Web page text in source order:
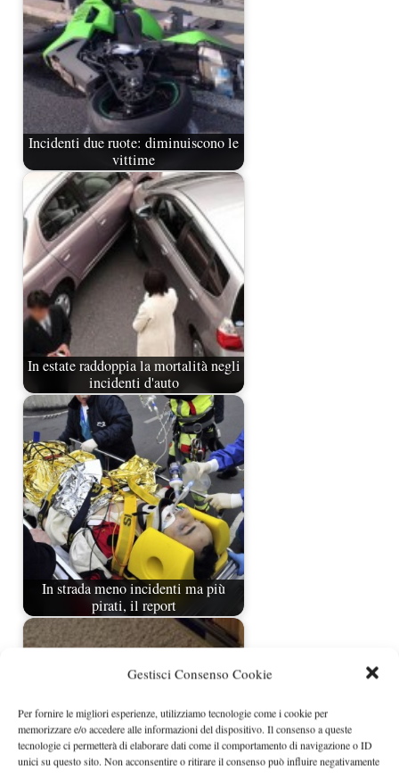
Gestisci Consenso Cookie
Per fornire le migliori esperienze, utilizziamo tecnologie come i cookie per
memorizzare e/o accedere alle informazioni del dispositivo. Il consenso a queste
tecnologie ci permetterà di elaborare dati come il comportamento di navigazione o ID
unici su questo sito. Non acconsentire o ritirare il consenso può influire negativamente
Incidenti due ruote: diminuiscono le
vittime
In estate raddoppia la mortalità negli
incidenti d'auto
In strada meno incidenti ma più
pirati, il report